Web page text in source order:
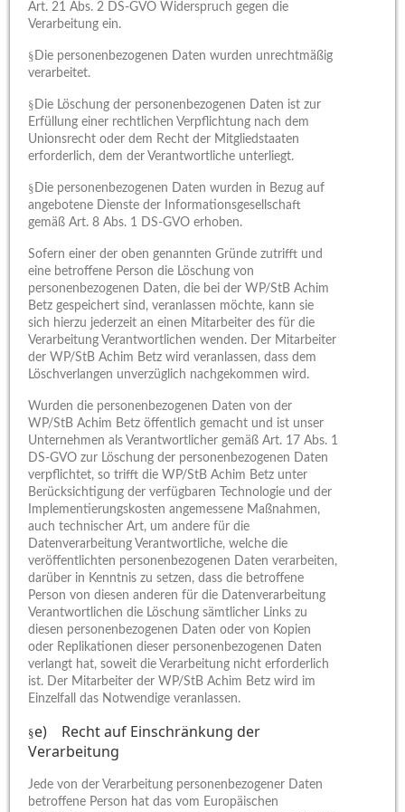
Art. 21 Abs. 2 DS-GVO Widerspruch gegen die
Verarbeitung ein.
§ Die personenbezogenen Daten wurden unrechtmäßig
verarbeitet.
§ Die Löschung der personenbezogenen Daten ist zur
Erfüllung einer rechtlichen Verpflichtung nach dem
Unionsrecht oder dem Recht der Mitgliedstaaten
erforderlich, dem der Verantwortliche unterliegt.
§ Die personenbezogenen Daten wurden in Bezug auf
angebotene Dienste der Informationsgesellschaft
gemäß Art. 8 Abs. 1 DS-GVO erhoben.
Sofern einer der oben genannten Gründe zutrifft und
eine betroffene Person die Löschung von
personenbezogenen Daten, die bei der WP/StB Achim
Betz gespeichert sind, veranlassen möchte, kann sie
sich hierzu jederzeit an einen Mitarbeiter des für die
Verarbeitung Verantwortlichen wenden. Der Mitarbeiter
der WP/StB Achim Betz wird veranlassen, dass dem
Löschverlangen unverzüglich nachgekommen wird.
Wurden die personenbezogenen Daten von der
WP/StB Achim Betz öffentlich gemacht und ist unser
Unternehmen als Verantwortlicher gemäß Art. 17 Abs. 1
DS-GVO zur Löschung der personenbezogenen Daten
verpflichtet, so trifft die WP/StB Achim Betz unter
Berücksichtigung der verfügbaren Technologie und der
Implementierungskosten angemessene Maßnahmen,
auch technischer Art, um andere für die
Datenverarbeitung Verantwortliche, welche die
veröffentlichten personenbezogenen Daten verarbeiten,
darüber in Kenntnis zu setzen, dass die betroffene
Person von diesen anderen für die Datenverarbeitung
Verantwortlichen die Löschung sämtlicher Links zu
diesen personenbezogenen Daten oder von Kopien
oder Replikationen dieser personenbezogenen Daten
verlangt hat, soweit die Verarbeitung nicht erforderlich
ist. Der Mitarbeiter der WP/StB Achim Betz wird im
Einzelfall das Notwendige veranlassen.
§e) Recht auf Einschränkung der
Verarbeitung
Jede von der Verarbeitung personenbezogener Daten
betroffene Person hat das vom Europäischen